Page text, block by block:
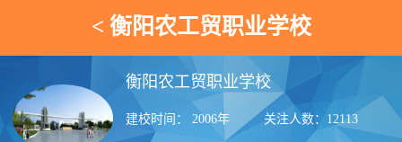
< 衡阳农工贸职业学校
衡阳农工贸职业学校
建校时间： 2006年 关注人数：12113